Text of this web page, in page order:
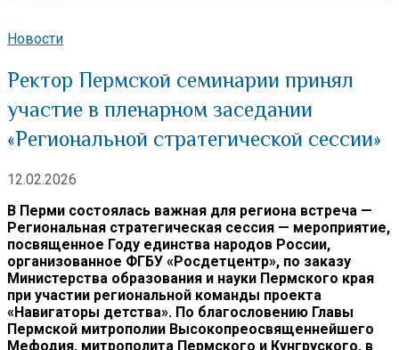
Новости
Ректор Пермской семинарии принял
участие в пленарном заседании
«Региональной стратегической сессии»
12.02.2026
В Перми состоялась важная для региона встреча —
Региональная стратегическая сессия — мероприятие,
посвященное Году единства народов России,
организованное ФГБУ «Росдетцентр», по заказу
Министерства образования и науки Пермского края
при участии региональной команды проекта
«Навигаторы детства». По благословению Главы
Пермской митрополии Высокопреосвященнейшего
Мефодия, митрополита Пермского и Кунгруского, в